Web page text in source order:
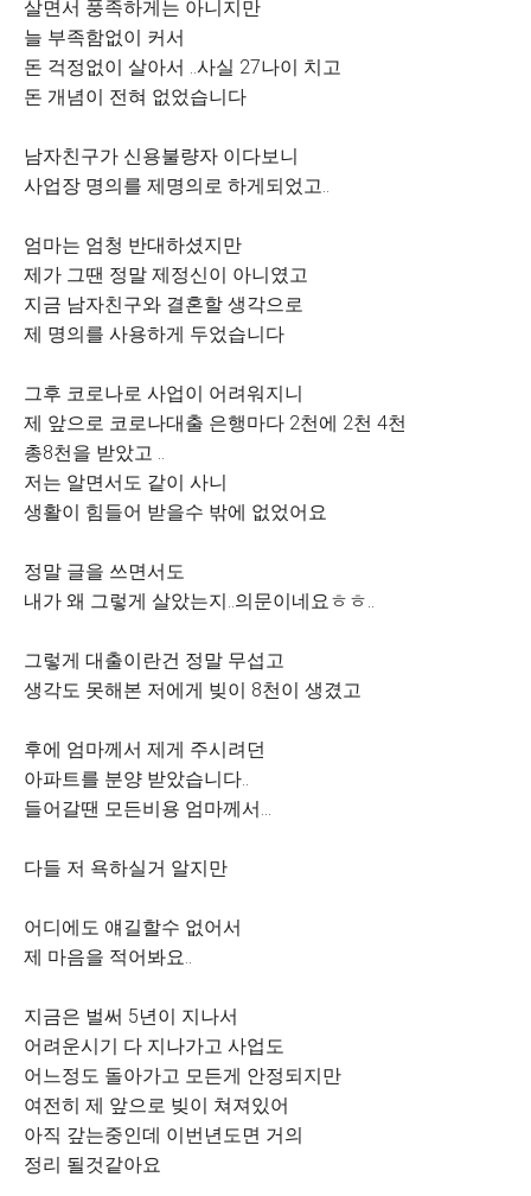
살면서 풍족하게는 아니지만
늘 부족함없이 커서
돈 걱정없이 살아서 ..사실 27나이 치고
돈 개념이 전혀 없었습니다
남자친구가 신용불량자 이다보니
사업장 명의를 제명의로 하게되었고..
엄마는 엄청 반대하셨지만
제가 그땐 정말 제정신이 아니였고
지금 남자친구와 결혼할 생각으로
제 명의를 사용하게 두었습니다
그후 코로나로 사업이 어려워지니
제 앞으로 코로나대출 은행마다 2천에 2천 4천
총8천을 받았고 ..
저는 알면서도 같이 사니
생활이 힘들어 받을수 밖에 없었어요
정말 글을 쓰면서도
내가 왜 그렇게 살았는지..의문이네요ㅎㅎ..
그렇게 대출이란건 정말 무섭고
생각도 못해본 저에게 빚이 8천이 생겼고
후에 엄마께서 제게 주시려던
아파트를 분양 받았습니다..
들어갈땐 모든비용 엄마께서...
다들 저 욕하실거 알지만
어디에도 얘길할수 없어서
제 마음을 적어봐요..
지금은 벌써 5년이 지나서
어려운시기 다 지나가고 사업도
어느정도 돌아가고 모든게 안정되지만
여전히 제 앞으로 빚이 쳐져있어
아직 갚는중인데 이번년도면 거의
정리 될것같아요